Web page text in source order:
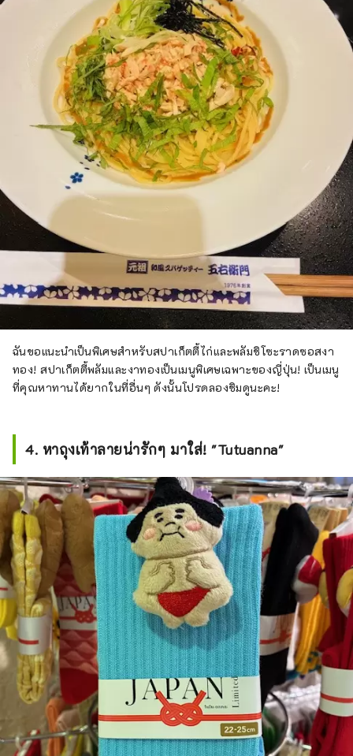
ฉันขอแนะนำเป็นพิเศษสำหรับสปาเก็ตตี้ไก่และพลัมชิโซะราดซอสงา
ทอง! สปาเก็ตตี้พลัมและงาทองเป็นเมนูพิเศษเฉพาะของญี่ปุ่น! เป็นเมนู
ที่คุณหาทานได้ยากในที่อื่นๆ ดังนั้นโปรดลองชิมดูนะคะ!
4. หาถุงเท้าลายน่ารักๆ มาใส่! "Tutuanna"